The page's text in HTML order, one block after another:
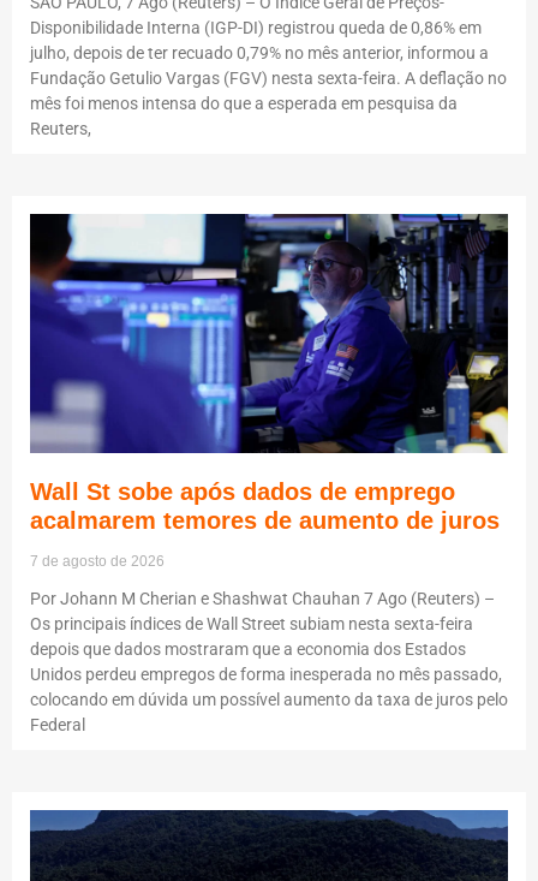
Disponibilidade Interna (IGP-DI) registrou queda de 0,86% em
julho, depois de ter recuado 0,79% no mês anterior, informou a
Fundação Getulio Vargas (FGV) nesta sexta-feira. A deflação no
mês foi menos intensa do que a esperada em pesquisa da
Reuters,
Wall St sobe após dados de emprego
acalmarem temores de aumento de juros
7 de agosto de 2026
Por Johann M Cherian e Shashwat Chauhan 7 Ago (Reuters) –
Os principais índices de Wall Street subiam nesta sexta-feira
depois que dados mostraram que a economia dos Estados
Unidos perdeu empregos de forma inesperada no mês passado,
colocando em dúvida um possível aumento da taxa de juros pelo
Federal